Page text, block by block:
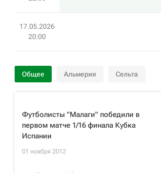
17.05.2026
20:00
Общее Альмерия Сельта
Футболисты "Малаги" победили в
первом матче 1/16 финала Кубка
Испании
01 ноября 2012